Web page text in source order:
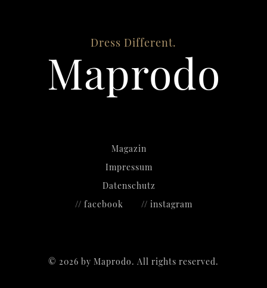
Dress Different.
Maprodo
Magazin
Impressum
Datenschutz
// facebook
// instagram
© 2026 by Maprodo. All rights reserved.